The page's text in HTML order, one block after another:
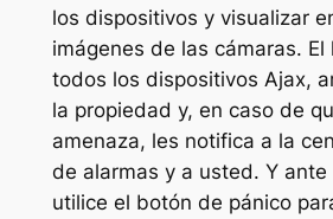
los dispositivos y visualizar
imágenes de las cámaras. El
todos los dispositivos Ajax,
la propiedad y, en caso de
amenaza, les notifica a la
de alarmas y a usted. Y ante
utilice el botón de pánico